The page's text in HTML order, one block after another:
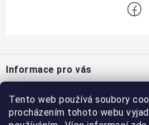
Tento web používá soubory
procházením tohoto webu
pInformace pro vás
Obchodní podmínky
Blog
Jak zachytit dešťovou vodu?